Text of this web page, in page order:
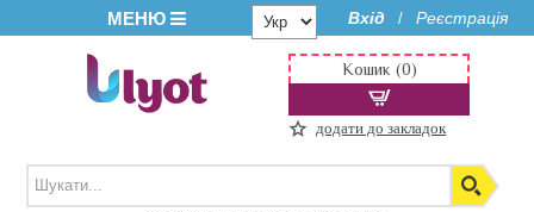
МЕНЮ Вхід / Реєстрація
Кошик (0)
додати до закладок